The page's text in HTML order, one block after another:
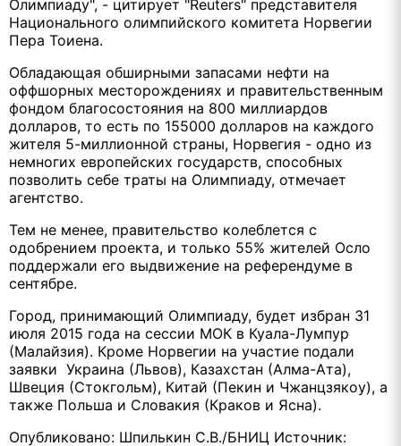
Олимпиаду", - цитирует "Reuters" представителя
Национального олимпийского комитета Норвегии
Пера Тоиена.
Обладающая обширными запасами нефти на
оффшорных месторождениях и правительственным
фондом благосостояния на 800 миллиардов
долларов, то есть по 155000 долларов на каждого
жителя 5-миллионной страны, Норвегия - одно из
немногих европейских государств, способных
позволить себе траты на Олимпиаду, отмечает
агентство.
Тем не менее, правительство колеблется с
одобрением проекта, и только 55% жителей Осло
поддержали его выдвижение на референдуме в
сентябре.
Город, принимающий Олимпиаду, будет избран 31
июля 2015 года на сессии МОК в Куала-Лумпур
(Малайзия). Кроме Норвегии на участие подали
заявки Украина (Львов), Казахстан (Алма-Ата),
Швеция (Стокгольм), Китай (Пекин и Чжанцзякоу), а
также Польша и Словакия (Краков и Ясна).
Опубликовано: Шпилькин С.В./БНИЦ Источник: